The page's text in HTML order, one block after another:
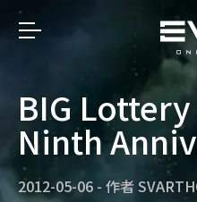
BIG
Ninth
2012-05-06 - 作者